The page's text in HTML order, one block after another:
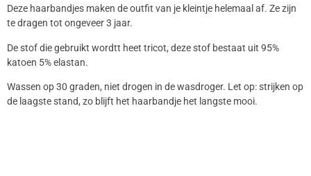
Deze haarbandjes maken de outfit van je kleintje helemaal af. Ze zijn
te dragen tot ongeveer 3 jaar.
De stof die gebruikt wordtt heet tricot, deze stof bestaat uit 95%
katoen 5% elastan.
Wassen op 30 graden, niet drogen in de wasdroger. Let op: strijken op
de laagste stand, zo blijft het haarbandje het langste mooi.